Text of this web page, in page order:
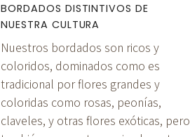
BORDADOS DISTINTIVOS DE
NUESTRA CULTURA
Nuestros bordados son ricos y
coloridos, dominados como es
tradicional por flores grandes y
coloridas como rosas, peonías,
claveles, y otras flores exóticas, pero